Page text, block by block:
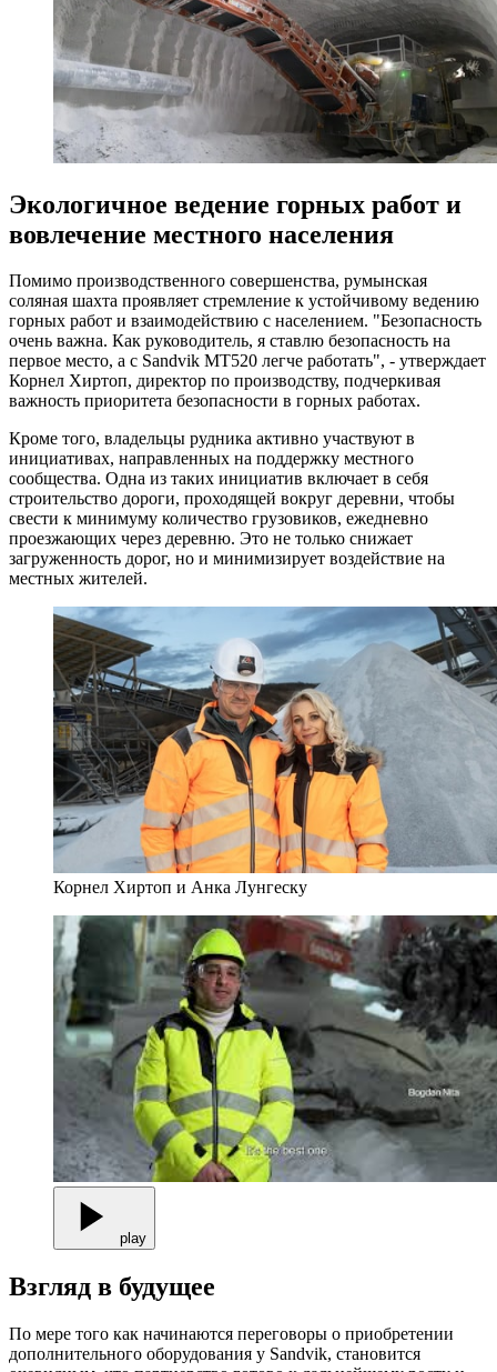
Экологичное ведение горных работ и
вовлечение местного населения
Помимо производственного совершенства, румынская
соляная шахта проявляет стремление к устойчивому ведению
горных работ и взаимодействию с населением. "Безопасность
очень важна. Как руководитель, я ставлю безопасность на
первое место, а с Sandvik MT520 легче работать", - утверждает
Корнел Хиртоп, директор по производству, подчеркивая
важность приоритета безопасности в горных работах.
Кроме того, владельцы рудника активно участвуют в
инициативах, направленных на поддержку местного
сообщества. Одна из таких инициатив включает в себя
строительство дороги, проходящей вокруг деревни, чтобы
свести к минимуму количество грузовиков, ежедневно
проезжающих через деревню. Это не только снижает
загруженность дорог, но и минимизирует воздействие на
местных жителей.
Корнел Хиртоп и Анка Лунгеску
play
Взгляд в будущее
По мере того как начинаются переговоры о приобретении
дополнительного оборудования у Sandvik, становится